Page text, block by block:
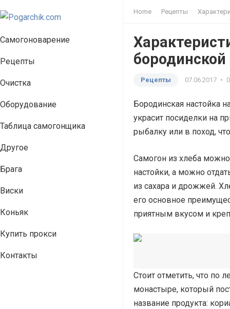
Самогоноварение
Рецепты
Очистка
Оборудование
Таблица самогонщика
Другое
Брага
Виски
Коньяк
Купить прокси
Контакты
Home Рецепты
Рецепты 07.06.2017 •
Бородинская настойка
украсит посиделки на
рыбалку или в поход,
Самогон из хлеба
настойки, а можно
из сахара и дрожжей.
его основное
приятным вкусом и
Стоит отметить, что по
монастыре, который
название продукта: